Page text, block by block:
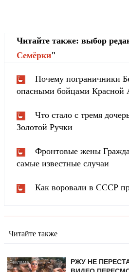
Читайте также: выбор
Cемёрки"
Почему пограничники
опасными бойцами Красной
Что стало с тремя
Золотой Ручки
Фронтовые жены
самые известные случаи
Как воровали в СССР
Читайте также
РЖУ НЕ